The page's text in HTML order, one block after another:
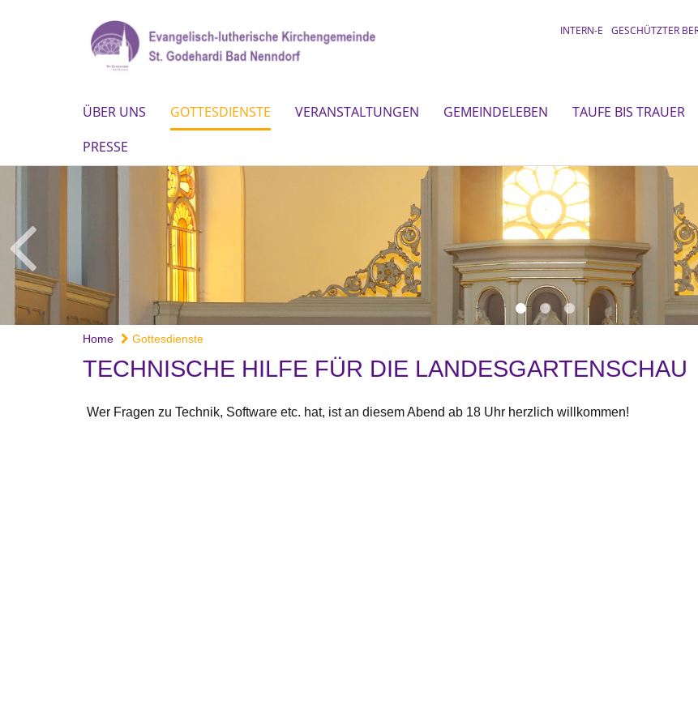
INTERN-E GESCHÜTZTER
ÜBER UNS GOTTESDIENSTE VERANSTALTUNGEN GEMEINDELEBEN TAUFE BIS TRAUER
PRESSE
Home Gottesdienste
TECHNISCHE HILFE FÜR DIE LANDESGARTENSCHAU
Wer Fragen zu Technik, Software etc. hat, ist an diesem Abend ab 18 Uhr herzlich willkommen!